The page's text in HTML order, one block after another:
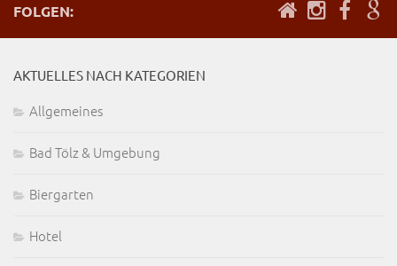
FOLGEN:
AKTUELLES NACH KATEGORIEN
Allgemeines
Bad Tölz & Umgebung
Biergarten
Hotel